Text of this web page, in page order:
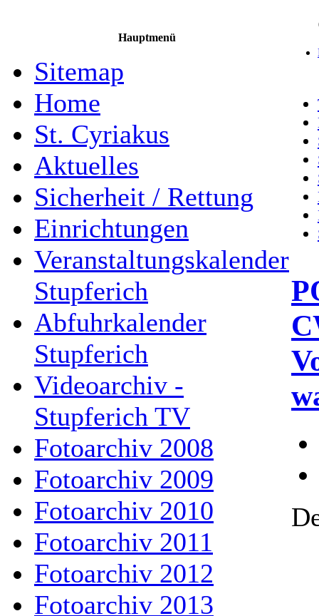
Hauptmenü
Sitemap
Home
St. Cyriakus
Aktuelles
Sicherheit / Rettung
Einrichtungen
Veranstaltungskalender
Stupferich
Abfuhrkalender
Stupferich
Videoarchiv -
Stupferich TV
Fotoarchiv 2008
Fotoarchiv 2009
Fotoarchiv 2010
Fotoarchiv 2011
Fotoarchiv 2012
Fotoarchiv 2013